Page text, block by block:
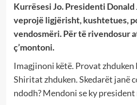
Kurrësesi Jo. Presidenti Donald
veprojë ligjërisht, kushtetues,
vendosmëri. Për të rivendosur
ç’montoni.
Imagjinoni këtë. Provat
Shiritat zhduken. Skedarët janë
ndodh? Mendoni se ky president